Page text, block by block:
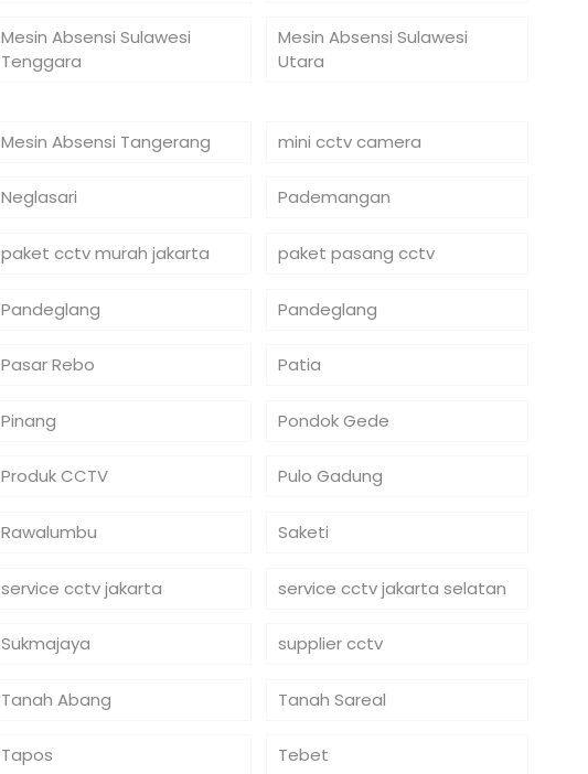
Mesin Absensi Sulawesi
Tenggara
Mesin Absensi Sulawesi
Utara
Mesin Absensi Tangerang mini cctv camera
Neglasari Pademangan
paket cctv murah jakarta paket pasang cctv
Pandeglang Pandeglang
Pasar Rebo Patia
Pinang Pondok Gede
Produk CCTV Pulo Gadung
Rawalumbu Saketi
service cctv jakarta service cctv jakarta selatan
Sukmajaya supplier cctv
Tanah Abang Tanah Sareal
Tapos Tebet